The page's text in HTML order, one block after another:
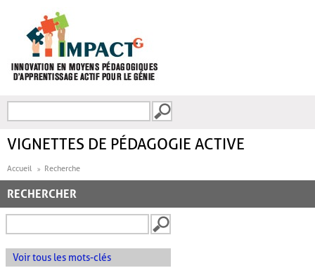
FORMULAIRE DE
VIGNETTES DE PÉDAGOGIE ACTIVE
Accueil Recherche
RECHERCHER
Voir tous les mots-clés